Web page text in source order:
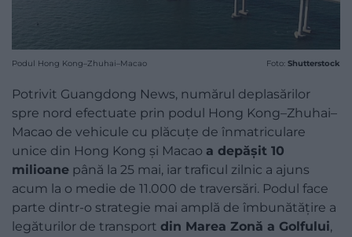
Podul Hong Kong–Zhuhai–Macao Foto: Shutterstock
Potrivit Guangdong News, numărul deplasărilor
spre nord efectuate prin podul Hong Kong–Zhuhai–
Macao de vehicule cu plăcuțe de înmatriculare
unice din Hong Kong și Macao a depășit 10
milioane până la 25 mai, iar traficul zilnic a ajuns
acum la o medie de 11.000 de traversări. Podul face
parte dintr-o strategie mai amplă de îmbunătățire a
legăturilor de transport din Marea Zonă a Golfului,